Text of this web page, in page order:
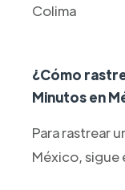
Colima
¿Cómo
Minutos en
Para rastrear
México, sigue